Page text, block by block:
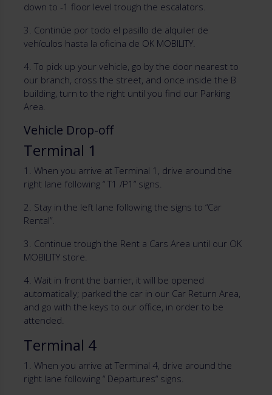
down to -1 floor level trough the escalators.
3. Continúe por todo el pasillo de alquiler de
vehículos hasta la oficina de OK MOBILITY.
4. To pick up your vehicle, go by the door nearest to
our branch, cross the street, and once inside the B
building, turn to the right until you find our Parking
Area.
Vehicle Drop-off
Terminal 1
1. When you arrive at Terminal 1, drive around the
right lane following “ T1 /P1” signs.
2. Stay in the left lane following the signs to “Car
Rental”.
3. Continue trough the Rent a Cars Area until our OK
MOBILITY store.
4. Wait in front the barrier, it will be opened
automatically; parked the car in our Car Return Area,
and go with the keys to our office, in order to be
attended.
Terminal 4
1. When you arrive at Terminal 4, drive around the
right lane following “ Departures“ signs.